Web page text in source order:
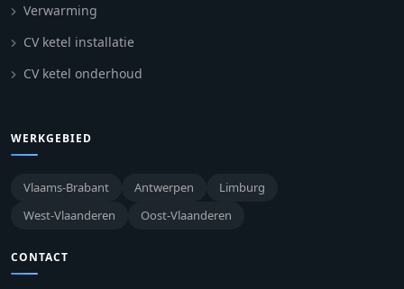
Verwarming
CV ketel installatie
CV ketel onderhoud
WERKGEBIED
Vlaams-Brabant Antwerpen
Limburg
West-Vlaanderen
Oost-Vlaanderen
CONTACT